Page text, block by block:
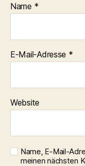
Name *
E-Mail-Adresse *
Website
Name, E-Mail-
meinen nächsten